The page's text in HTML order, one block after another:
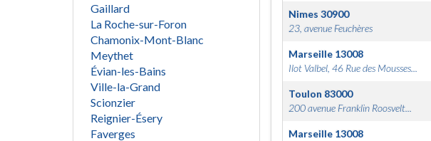
Gaillard
La Roche-sur-Foron
Chamonix-Mont-Blanc
Meythet
Évian-les-Bains
Ville-la-Grand
Scionzier
Reignier-Ésery
Faverges
Nimes 30900
23, avenue Feuchères
Marseille 13008
Ilot Valbel, 46 Rue des Mousses...
Toulon 83000
200 avenue Franklin Roosvelt...
Marseille 13008